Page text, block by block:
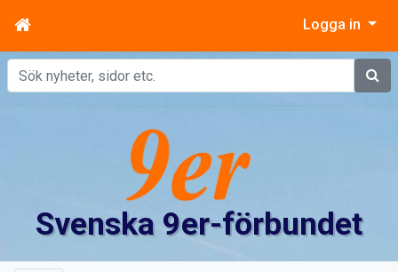
Logga in
Sök
Svenska 9er-förbundet